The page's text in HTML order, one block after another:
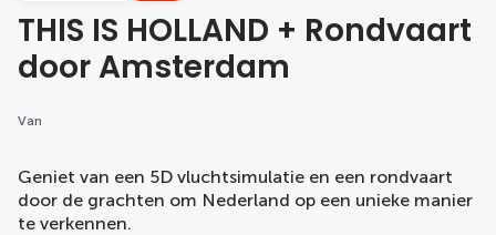
THIS IS HOLLAND + Rondvaart
door Amsterdam
Van
Geniet van een 5D vluchtsimulatie en een rondvaart
door de grachten om Nederland op een unieke manier
te verkennen.